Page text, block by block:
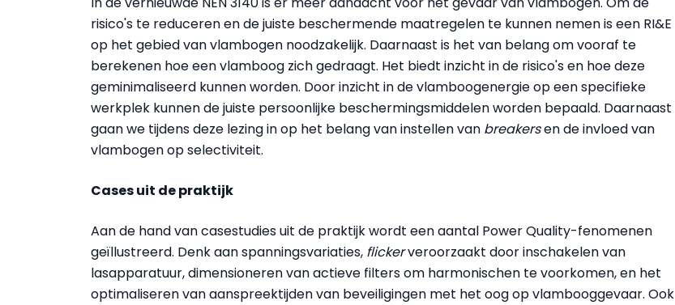
risico's te reduceren en de juiste beschermende maatregelen te kunnen nemen is een RI&E
op het gebied van vlambogen noodzakelijk. Daarnaast is het van belang om vooraf te
berekenen hoe een vlamboog zich gedraagt. Het biedt inzicht in de risico's en hoe deze
geminimaliseerd kunnen worden. Door inzicht in de vlamboogenergie op een specifieke
werkplek kunnen de juiste persoonlijke beschermingsmiddelen worden bepaald. Daarnaast
gaan we tijdens deze lezing in op het belang van instellen van breakersen de invloed van
vlambogen op selectiviteit.
Cases uit de praktijk
Aan de hand van casestudies uit de praktijk wordt een aantal Power Quality-fenomenen
geïllustreerd. Denk aan spanningsvariaties, flickerveroorzaakt door inschakelen van
lasapparatuur, dimensioneren van actieve filters om harmonischen te voorkomen, en het
optimaliseren van aanspreektijden van beveiligingen met het oog op vlambooggevaar. Ook